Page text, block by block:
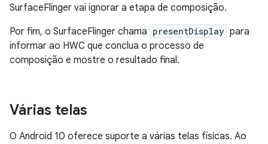
SurfaceFlinger vai ignorar a etapa de composição.
Por fim, o SurfaceFlinger chama presentDisplay para
informar ao HWC que conclua o processo de
composição e mostre o resultado final.
Várias telas
O Android 10 oferece suporte a várias telas físicas. Ao